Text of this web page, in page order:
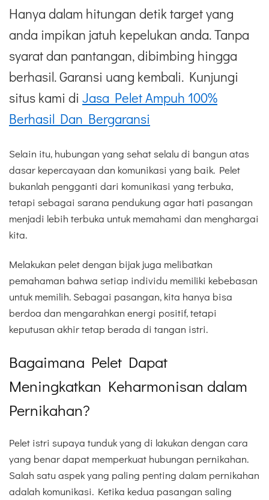
Hanya dalam hitungan detik target yang
anda impikan jatuh kepelukan anda. Tanpa
syarat dan pantangan, dibimbing hingga
berhasil. Garansi uang kembali. Kunjungi
situs kami di Jasa Pelet Ampuh 100%
Berhasil Dan Bergaransi
Selain itu, hubungan yang sehat selalu di bangun atas
dasar kepercayaan dan komunikasi yang baik. Pelet
bukanlah pengganti dari komunikasi yang terbuka,
tetapi sebagai sarana pendukung agar hati pasangan
menjadi lebih terbuka untuk memahami dan menghargai
kita.
Melakukan pelet dengan bijak juga melibatkan
pemahaman bahwa setiap individu memiliki kebebasan
untuk memilih. Sebagai pasangan, kita hanya bisa
berdoa dan mengarahkan energi positif, tetapi
keputusan akhir tetap berada di tangan istri.
Bagaimana Pelet Dapat
Meningkatkan Keharmonisan dalam
Pernikahan?
Pelet istri supaya tunduk yang di lakukan dengan cara
yang benar dapat memperkuat hubungan pernikahan.
Salah satu aspek yang paling penting dalam pernikahan
adalah komunikasi. Ketika kedua pasangan saling